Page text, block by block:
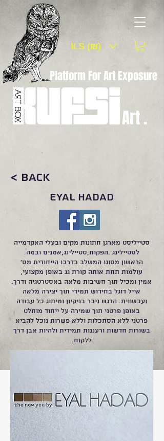
Art .
Platform For Art Exposure
ILS (₪)
< Back
EYAL HADAD
סטייליסט מארגן חתונות מקים ובעלי האקדמייה
לסטיילינג .הפקות,סטיילינג,אמנים ובמה.
הראשון מסוגו המשלב בדרכו הייחודית מס'
עולמות תחת אותה קורת גג באופן מקצועי,
אמין ומכיל תוך חשיבות מלאה באסטרטגיה ודרך.
אייל דוגל בחידוש תמידי תוך יצירה מלאה
ועכשווית. הדגש ניכר בניקיון ומיתוג כל עבודה
באופן פרטני תוך שמירה על ייחוד מוחלט
פרטני ללא הסתכלות וללא פשרות נוכל להביא
בשורות חדשות ורעננות תמידית ולהיות אבן דרך
ללקוח.